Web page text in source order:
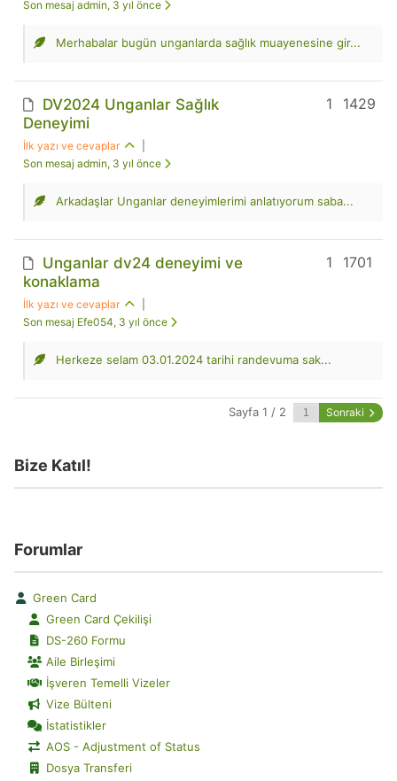
Son mesaj admin, 3 yıl önce
Merhabalar bugün unganlarda sağlık muayenesine gir...
DV2024 Unganlar Sağlık
Deneyimi
İlk yazı ve cevaplar
Son mesaj admin, 3 yıl önce
1429
1
Arkadaşlar Unganlar deneyimlerimi anlatıyorum saba...
Unganlar dv24 deneyimi ve
konaklama
İlk yazı ve cevaplar
Son mesaj Efe054, 3 yıl önce
1701
1
Herkeze selam 03.01.2024 tarihi randevuma sak...
Sayfa 1 / 2 Sonraki
Bize Katıl!
Forumlar
Green Card
Green Card Çekilişi
DS-260 Formu
Aile Birleşimi
İşveren Temelli Vizeler
Vize Bülteni
İstatistikler
AOS - Adjustment of Status
Dosya Transferi